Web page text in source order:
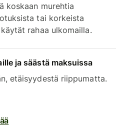
koskaan murehtia
tai korkeista
rahaa ulkomailla.
ja säästä maksuissa
etäisyydestä riippumatta.